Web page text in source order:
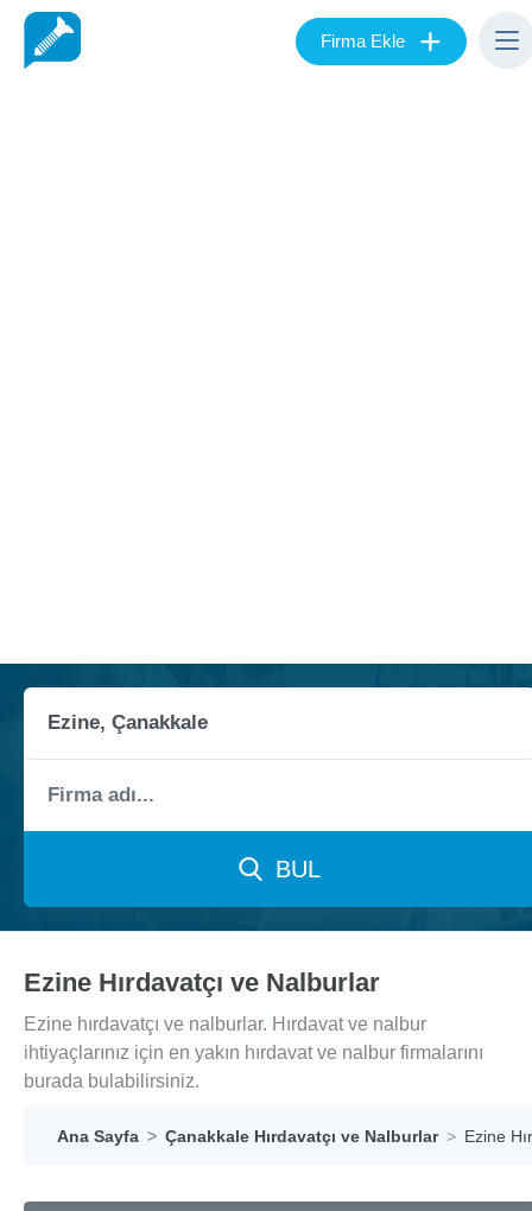
Firma Ekle +
BUL
Ezine Hırdavatçı ve Nalburlar
Ezine hırdavatçı ve nalburlar. Hırdavat ve nalbur
ihtiyaçlarınız için en yakın hırdavat ve nalbur firmalarını
burada bulabilirsiniz.
Ana Sayfa Çanakkale Hırdavatçı ve Nalburlar Ezine